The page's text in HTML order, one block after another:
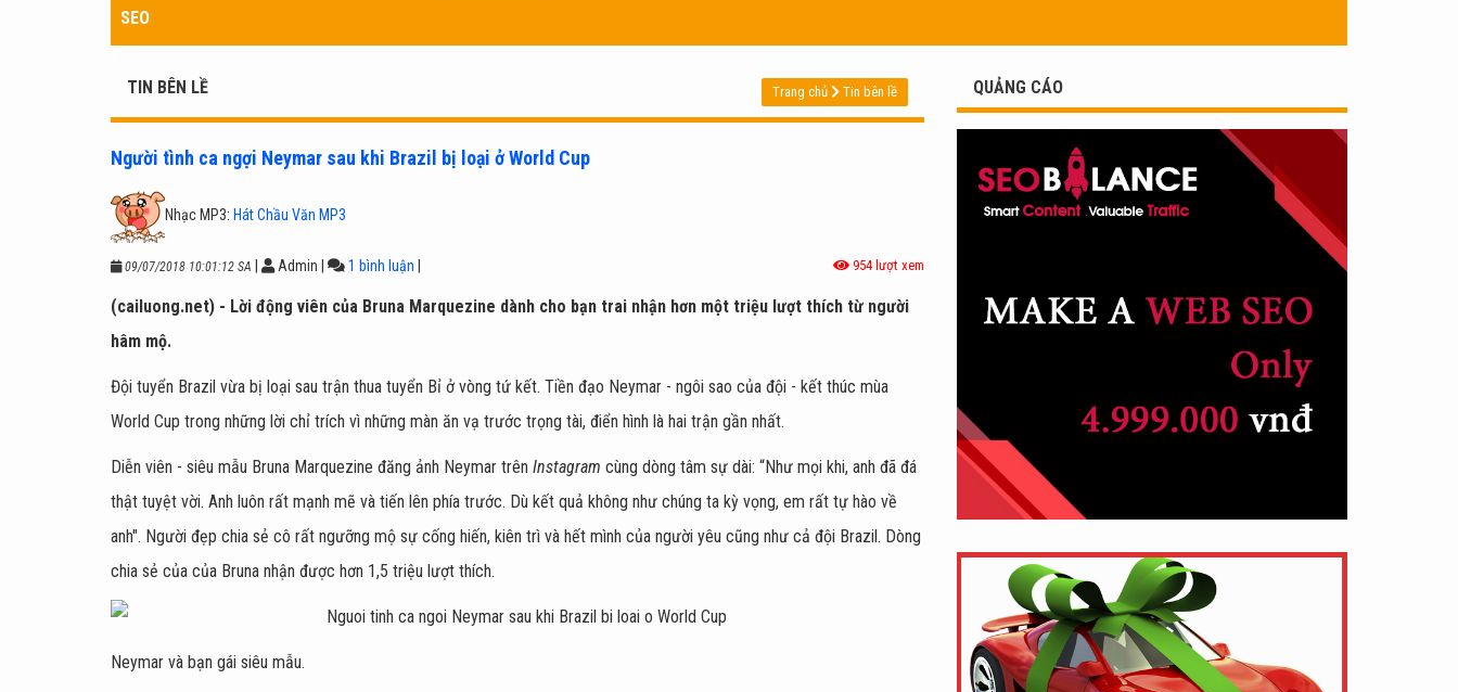
SEO
TIN BÊN LỀ Trang chủ Tin bên lề
Người tình ca ngợi Neymar sau khi Brazil bị loại ở World Cup
Nhạc MP3: Hát Chầu Văn MP3
09/07/2018 10:01:12 SA Admin 1 bình luận 954 lượt xem
(cailuong.net) - Lời động viên của Bruna Marquezine dành cho bạn trai nhận hơn một triệu lượt thích từ người
hâm mộ.
Đội tuyển Brazil vừa bị loại sau trận thua tuyển Bỉ ở vòng tứ kết. Tiền đạo Neymar - ngôi sao của đội - kết thúc mùa
World Cup trong những lời chỉ trích vì những màn ăn vạ trước trọng tài, điển hình là hai trận gần nhất.
Diễn viên - siêu mẫu Bruna Marquezine đăng ảnh Neymar trên Instagram cùng dòng tâm sự dài: “Như mọi khi, anh đã đá
thật tuyệt vời. Anh luôn rất mạnh mẽ và tiến lên phía trước. Dù kết quả không như chúng ta kỳ vọng, em rất tự hào về
anh". Người đẹp chia sẻ cô rất ngưỡng mộ sự cống hiến, kiên trì và hết mình của người yêu cũng như cả đội Brazil. Dòng
chia sẻ của của Bruna nhận được hơn 1,5 triệu lượt thích.
Neymar và bạn gái siêu mẫu.
QUẢNG CÁO